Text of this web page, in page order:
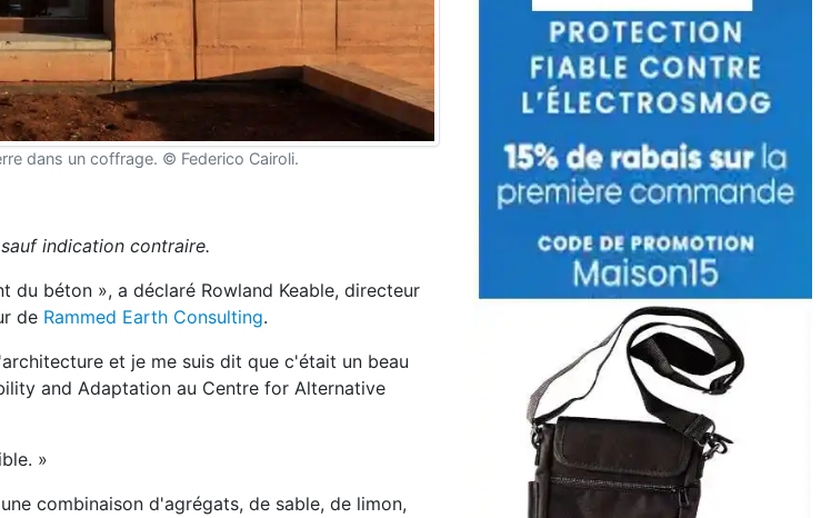
dans un coffrage. © Federico Cairoli.
indication contraire.
du béton », a déclaré Rowland Keable, directeur
de Rammed Earth Consulting.
et je me suis dit que c'était un beau
and Adaptation au Centre for Alternative
»
combinaison d'agrégats, de sable, de limon,